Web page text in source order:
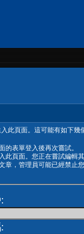
此頁面。這可能有如下幾
的表單登入後再次嘗試。
此頁面。您正在嘗試編輯
章，管理員可能已經禁止